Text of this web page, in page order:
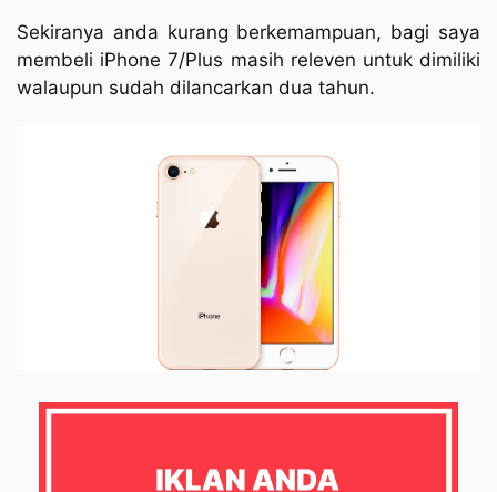
Sekiranya anda kurang berkemampuan, bagi saya
membeli iPhone 7/Plus masih releven untuk dimiliki
walaupun sudah dilancarkan dua tahun.